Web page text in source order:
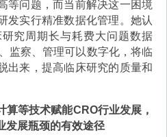
等问题，而当前解决这一困境
发实行精准数据化管理。她认
究周期长与耗费大问题数据
监察、管理可以数字化，将临
出来，提高临床研究的质量和
算等技术赋能CRO行业发展，
发展瓶颈的有效途径